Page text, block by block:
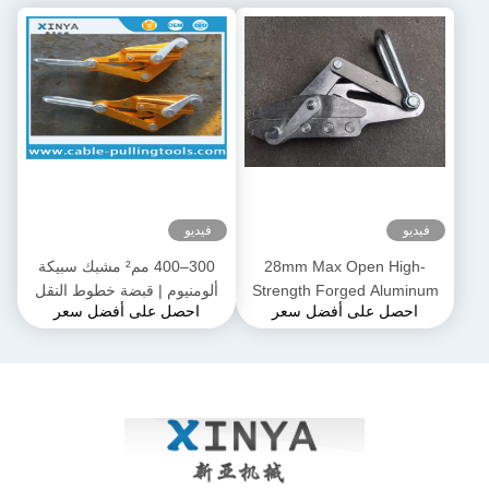
فيديو
28mm Max Open High-
Strength Forged Aluminum
Alloy Come-Along Clamp معاحصل على أفضل سعر
فيديو
300–400 مم² مشبك سبيكة
ألومنيوم | قبضة خطوط النقل
لموصلات ACSR و AAAC
احصل على أفضل سعر